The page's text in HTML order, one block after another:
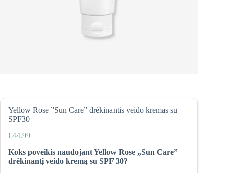
Yellow Rose ”Sun Care” drėkinantis veido kremas su
SPF30
€44.99
Koks poveikis naudojant Yellow Rose „Sun Care”
drėkinantį veido kremą su SPF 30?